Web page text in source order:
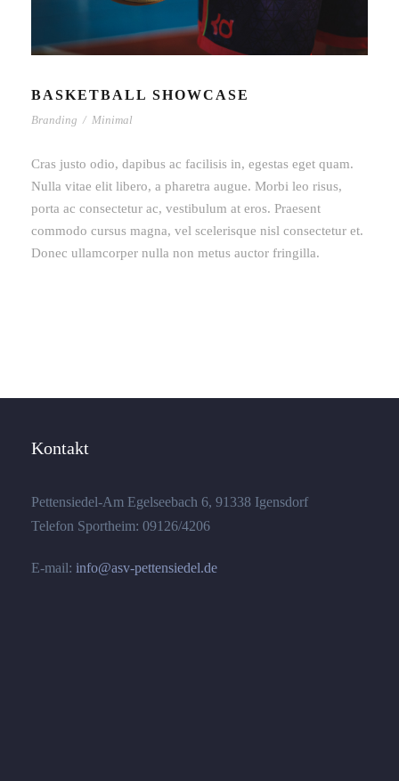
BASKETBALL SHOWCASE
Branding / Minimal
Cras justo odio, dapibus ac facilisis in, egestas eget quam.
Nulla vitae elit libero, a pharetra augue. Morbi leo risus,
porta ac consectetur ac, vestibulum at eros. Praesent
commodo cursus magna, vel scelerisque nisl consectetur et.
Donec ullamcorper nulla non metus auctor fringilla.
Kontakt
Pettensiedel-Am Egelseebach 6, 91338 Igensdorf
Telefon Sportheim: 09126/4206
E-mail: info@asv-pettensiedel.de